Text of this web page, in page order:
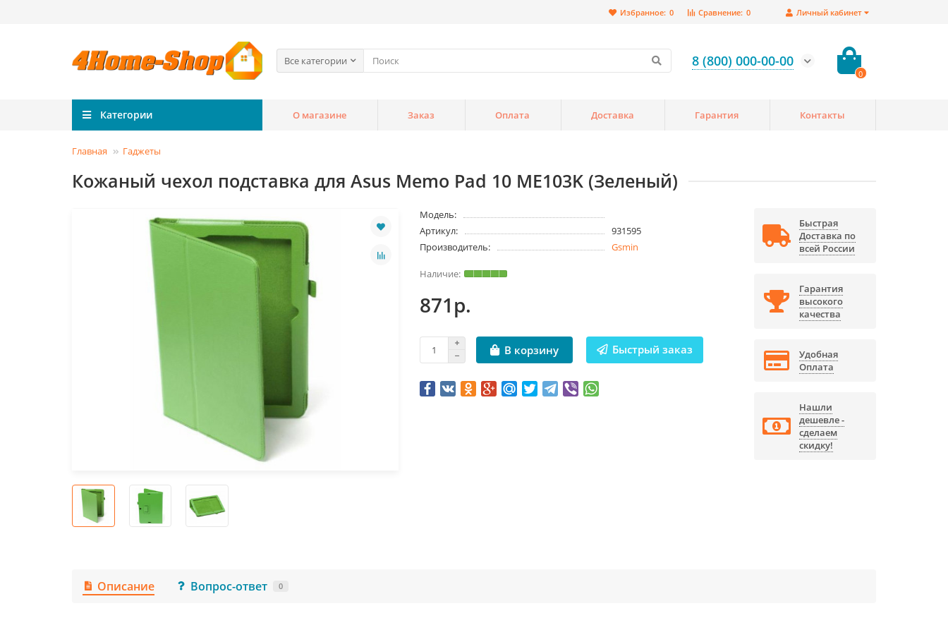
Личный кабинет
Сравнение: 0
Избранное: 0
Все категории 8 (800) 000-00-00
0
Категории О магазине Заказ Оплата Доставка Гарантия Контакты
Главная Гаджеты
Кожаный чехол подставка для Asus Memo Pad 10 ME103K (Зеленый)
Модель:
Артикул:
931595
Производитель:
Gsmin
871р.
В корзину Быстрый заказ
Быстрая
Доставка по
всей России
Гарантия
высокого
качества
Удобная
Оплата
Нашли
дешевле -
сделаем
скидку!
Описание Вопрос-ответ 0